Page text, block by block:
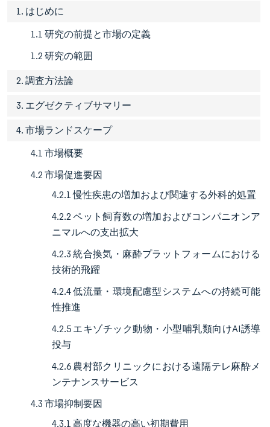
1. はじめに
1.1 研究の前提と市場の定義
1.2 研究の範囲
2. 調査方法論
3. エグゼクティブサマリー
4. 市場ランドスケープ
4.1 市場概要
4.2 市場促進要因
4.2.1 慢性疾患の増加および関連する外科的処置
4.2.2 ペット飼育数の増加およびコンパニオンア
ニマルへの支出拡大
4.2.3 統合換気・麻酔プラットフォームにおける
技術的飛躍
4.2.4 低流量・環境配慮型システムへの持続可能
性推進
4.2.5 エキゾチック動物・小型哺乳類向けAI誘導
投与
4.2.6 農村部クリニックにおける遠隔テレ麻酔メ
ンテナンスサービス
4.3 市場抑制要因
4.3.1 高度な機器の高い初期費用